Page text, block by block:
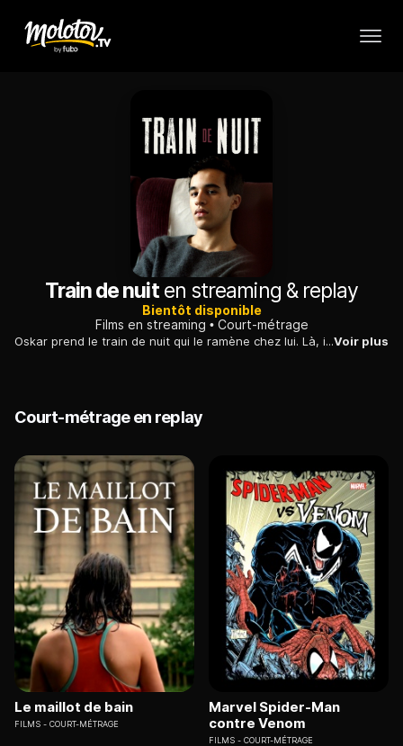
Train de nuiten streaming & replay
Bientôt disponible
Films en streaming
Court-métrage
Oskar prend le train de nuit qui le ramène chez lui. Là, il rencontre Ahmad. Ensemble ils vont explorer leur désir mutuel.Voir plus
Court-métrage en replay
Le maillot de bain
FILMS COURT-MÉTRAGE
Marvel Spider-Man
contre Venom
FILMS COURT-MÉTRAGE